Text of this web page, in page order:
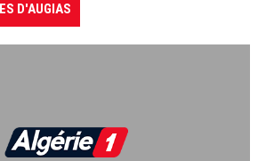
D'AUGIAS